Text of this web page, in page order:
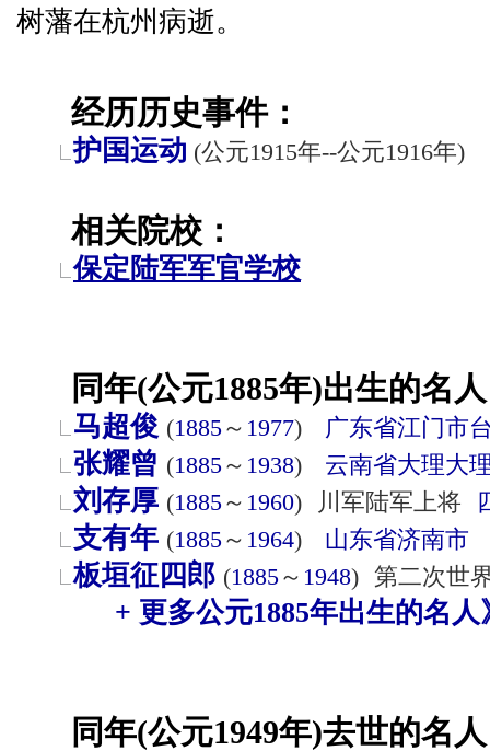
树藩在杭州病逝。
经历历史事件：
护国运动 (公元1915年--公元1916年)
相关院校：
保定陆军军官学校
同年(公元1885年)出生的名
马超俊 (1885～ 1977) 广东省江门市
张耀曾 (1885～ 1938) 云南省大理大
刘存厚 (1885～ 1960) 川军陆军上将
支有年 (1885～ 1964) 山东省济南市
板垣征四郎 (1885～ 1948) 第二次世
+ 更多公元1885年出生的名人
同年(公元1949年)去世的名